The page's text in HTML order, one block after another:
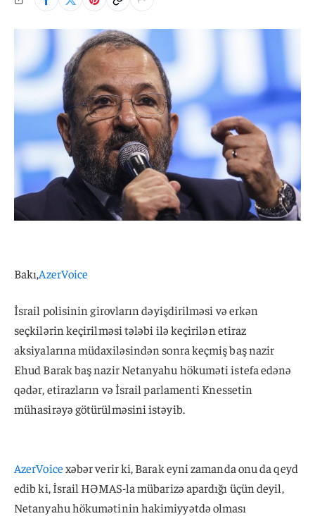
Bakı,AzerVoice
İsrail polisinin girovların dəyişdirilməsi və erkən
seçkilərin keçirilməsi tələbi ilə keçirilən etiraz
aksiyalarına müdaxiləsindən sonra keçmiş baş nazir
Ehud Barak baş nazir Netanyahu hökuməti istefa edənə
qədər, etirazların və İsrail parlamenti Knessetin
mühasirəyə götürülməsini istəyib.
AzerVoicexəbər verir ki, Barak eyni zamanda onu da qeyd
edib ki, İsrail HƏMAS-la mübarizə apardığı üçün deyil,
Netanyahu hökumətinin hakimiyyətdə olması